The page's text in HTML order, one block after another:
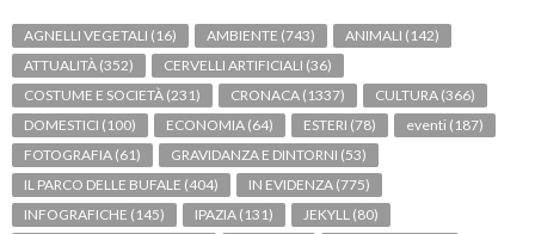
AGNELLI VEGETALI (16) AMBIENTE (743) ANIMALI (142)
ATTUALITÀ (352) CERVELLI ARTIFICIALI (36)
COSTUME E SOCIETÀ (231) CRONACA (1337) CULTURA (366)
DOMESTICI (100) ECONOMIA (64) ESTERI (78) eventi (187)
FOTOGRAFIA (61) GRAVIDANZA E DINTORNI (53)
IL PARCO DELLE BUFALE (404) IN EVIDENZA (775)
INFOGRAFICHE (145) IPAZIA (131) JEKYLL (80)